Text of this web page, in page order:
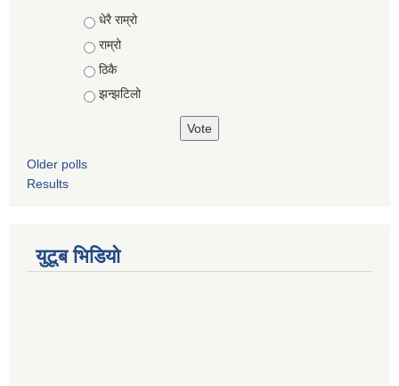
Choices
धेरै राम्रो
राम्रो
ठिकै
झन्झटिलो
Older polls
Results
युटूब भिडियो